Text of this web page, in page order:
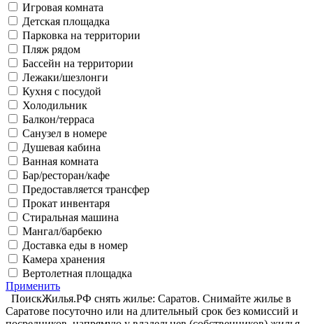
Игровая комната
Детская площадка
Парковка на территории
Пляж рядом
Бассейн на территории
Лежаки/шезлонги
Кухня с посудой
Холодильник
Балкон/терраса
Санузел в номере
Душевая кабина
Ванная комната
Бар/ресторан/кафе
Предоставляется трансфер
Прокат инвентаря
Стиральная машина
Мангал/барбекю
Доставка еды в номер
Камера хранения
Вертолетная площадка
Применить
ПоискЖилья.РФ снять жилье: Саратов. Снимайте жилье в
Саратове посуточно или на длительный срок без комиссий и